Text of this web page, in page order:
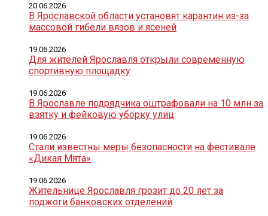
В Ярославской области установят карантин из-за
массовой гибели вязов и ясеней
20.06.2026
Для жителей Ярославля открыли современную
спортивную площадку
19.06.2026
В Ярославле подрядчика оштрафовали на 10 млн за
взятку и фейковую уборку улиц
19.06.2026
Стали известны меры безопасности на фестивале
«Дикая Мята»
19.06.2026
Жительнице Ярославля грозит до 20 лет за
поджоги банковских отделений
19.06.2026